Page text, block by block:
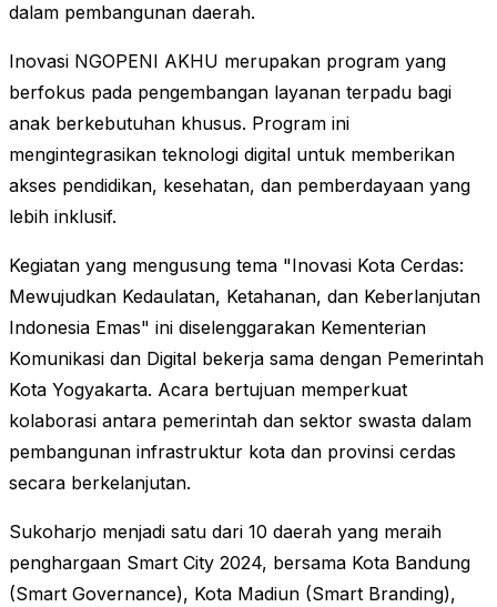
dalam pembangunan daerah.
Inovasi NGOPENI AKHU merupakan program yang
berfokus pada pengembangan layanan terpadu bagi
anak berkebutuhan khusus. Program ini
mengintegrasikan teknologi digital untuk memberikan
akses pendidikan, kesehatan, dan pemberdayaan yang
lebih inklusif.
Kegiatan yang mengusung tema "Inovasi Kota Cerdas:
Mewujudkan Kedaulatan, Ketahanan, dan Keberlanjutan
Indonesia Emas" ini diselenggarakan Kementerian
Komunikasi dan Digital bekerja sama dengan Pemerintah
Kota Yogyakarta. Acara bertujuan memperkuat
kolaborasi antara pemerintah dan sektor swasta dalam
pembangunan infrastruktur kota dan provinsi cerdas
secara berkelanjutan.
Sukoharjo menjadi satu dari 10 daerah yang meraih
penghargaan Smart City 2024, bersama Kota Bandung
(Smart Governance), Kota Madiun (Smart Branding),